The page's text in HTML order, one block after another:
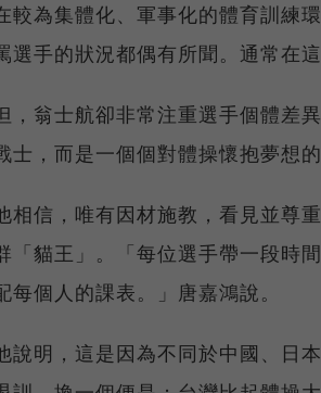
較為集體化、軍事化的體育訓練
選手的狀況都偶有所聞。通常在
，翁士航卻非常注重選手個體差
士，而是一個個對體操懷抱夢想的
相信，唯有因材施教，看見並尊
「貓王」。「每位選手帶一段時
每個人的課表。」唐嘉鴻說。
說明，這是因為不同於中國、日